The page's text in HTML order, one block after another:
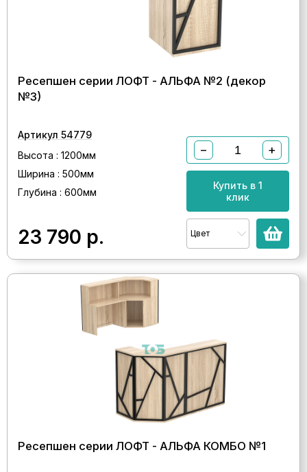
Ресепшен серии ЛОФТ - АЛЬФА №2 (декор
№3)
Артикул 54779
Высота : 1200мм
Ширина : 500мм
Глубина : 600мм
23 790 р.
− +
Купить в 1
клик
Цвет
Ресепшен серии ЛОФТ - АЛЬФА КОМБО №1